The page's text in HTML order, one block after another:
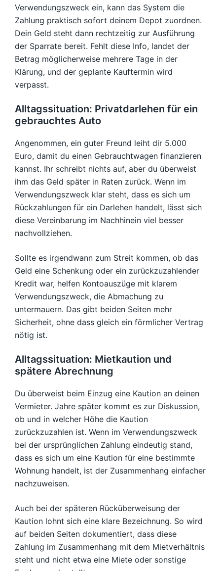
Verwendungszweck ein, kann das System die
Zahlung praktisch sofort deinem Depot zuordnen.
Dein Geld steht dann rechtzeitig zur Ausführung
der Sparrate bereit. Fehlt diese Info, landet der
Betrag möglicherweise mehrere Tage in der
Klärung, und der geplante Kauftermin wird
verpasst.
Alltagssituation: Privatdarlehen für ein
gebrauchtes Auto
Angenommen, ein guter Freund leiht dir 5.000
Euro, damit du einen Gebrauchtwagen finanzieren
kannst. Ihr schreibt nichts auf, aber du überweist
ihm das Geld später in Raten zurück. Wenn im
Verwendungszweck klar steht, dass es sich um
Rückzahlungen für ein Darlehen handelt, lässt sich
diese Vereinbarung im Nachhinein viel besser
nachvollziehen.
Sollte es irgendwann zum Streit kommen, ob das
Geld eine Schenkung oder ein zurückzuzahlender
Kredit war, helfen Kontoauszüge mit klarem
Verwendungszweck, die Abmachung zu
untermauern. Das gibt beiden Seiten mehr
Sicherheit, ohne dass gleich ein förmlicher Vertrag
nötig ist.
Alltagssituation: Mietkaution und
spätere Abrechnung
Du überweist beim Einzug eine Kaution an deinen
Vermieter. Jahre später kommt es zur Diskussion,
ob und in welcher Höhe die Kaution
zurückzuzahlen ist. Wenn im Verwendungszweck
bei der ursprünglichen Zahlung eindeutig stand,
dass es sich um eine Kaution für eine bestimmte
Wohnung handelt, ist der Zusammenhang einfacher
nachzuweisen.
Auch bei der späteren Rücküberweisung der
Kaution lohnt sich eine klare Bezeichnung. So wird
auf beiden Seiten dokumentiert, dass diese
Zahlung im Zusammenhang mit dem Mietverhältnis
steht und nicht etwa eine Miete oder sonstige